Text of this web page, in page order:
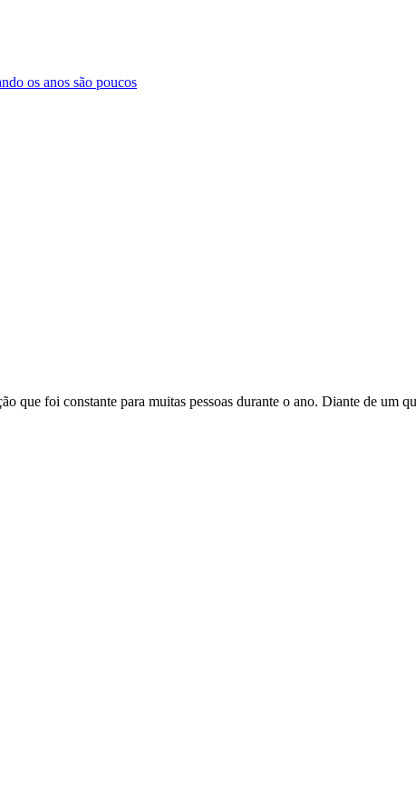
os anos são poucos
que foi constante para muitas pessoas durante o ano. Diante de um